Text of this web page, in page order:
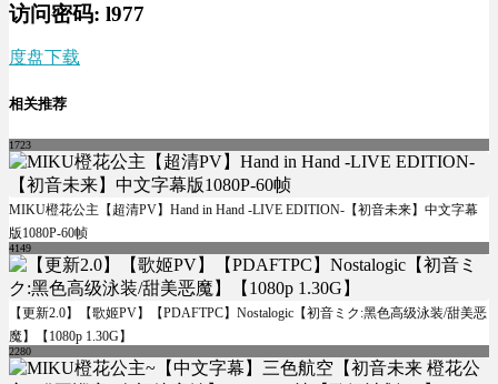
访问密码: l977
度盘下载
相关推荐
1723
MIKU橙花公主【超清PV】Hand in Hand -LIVE EDITION-【初音未来】中文字幕
版1080P-60帧
4149
【更新2.0】【歌姬PV】【PDAFTPC】Nostalogic【初音ミク:黑色高级泳装/甜美恶
魔】【1080p 1.30G】
2280